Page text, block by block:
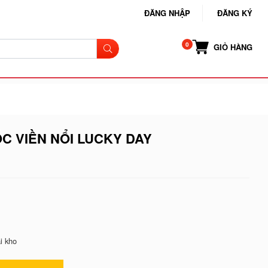
ĐĂNG NHẬP ĐĂNG KÝ
GIỎ HÀNG
VIỀN NỔI LUCKY DAY
kho